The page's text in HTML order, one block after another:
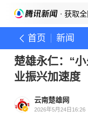
· 获取
首页 新闻
楚雄永仁：“
业振兴加速度
云南楚雄网
2026年5月24日16:26